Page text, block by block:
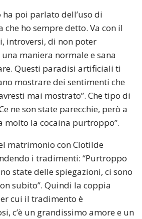
poi parlato dell’uso di
che ho sempre detto. Va con il
introversi, di non poter
maniera normale e sana
Questi paradisi artificiali ti
mostrare dei sentimenti che
mai mostrato”. Che tipo di
ne son state parecchie, però a
molto la cocaina purtroppo”.
matrimonio con Clotilde
i tradimenti: “Purtroppo
state delle spiegazioni, ci sono
subito”. Quindi la coppia
cui il tradimento è
c’è un grandissimo amore e un